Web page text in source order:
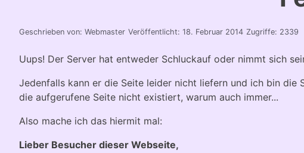
Geschrieben von: Webmaster Veröffentlicht: 18. Februar 2014 Zugriffe: 2339
Uups! Der Server hat entweder Schluckauf oder nimmt sich
Jedenfalls kann er die Seite leider nicht liefern und ich bin die
die aufgerufene Seite nicht existiert, warum auch immer...
Also mache ich das hiermit mal:
Lieber Besucher dieser Webseite,